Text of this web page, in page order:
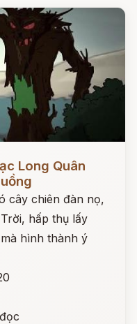
Long Quân
cây chiên đàn nọ,
hấp thụ lấy
hình thành ý